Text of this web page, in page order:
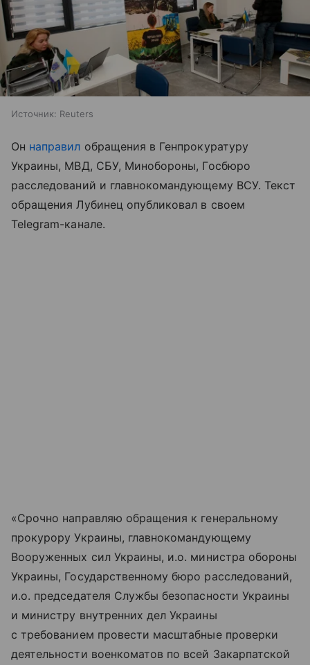
Источник: Reuters
Он направил обращения в Генпрокуратуру
Украины, МВД, СБУ, Минобороны, Госбюро
расследований и главнокомандующему ВСУ. Текст
обращения Лубинец опубликовал в своем
Telegram-канале.
«Срочно направляю обращения к генеральному
прокурору Украины, главнокомандующему
Вооруженных сил Украины, и.о. министра обороны
Украины, Государственному бюро расследований,
и.о. председателя Службы безопасности Украины
и министру внутренних дел Украины
с требованием провести масштабные проверки
деятельности военкоматов по всей Закарпатской